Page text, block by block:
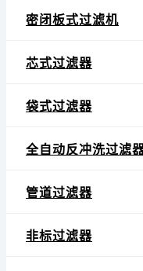
密闭板式过滤机
芯式过滤器
袋式过滤器
全自动反冲洗过滤
管道过滤器
非标过滤器